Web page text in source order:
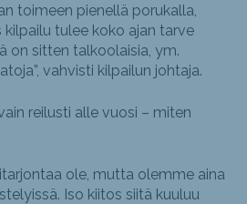
toimeen pienellä porukalla,
tulee koko ajan tarve
on sitten talkoolaisia, ym.
vahvisti kilpailun johtaja.
reilusti alle vuosi – miten
ole, mutta olemme aina
Iso kiitos siitä kuuluu